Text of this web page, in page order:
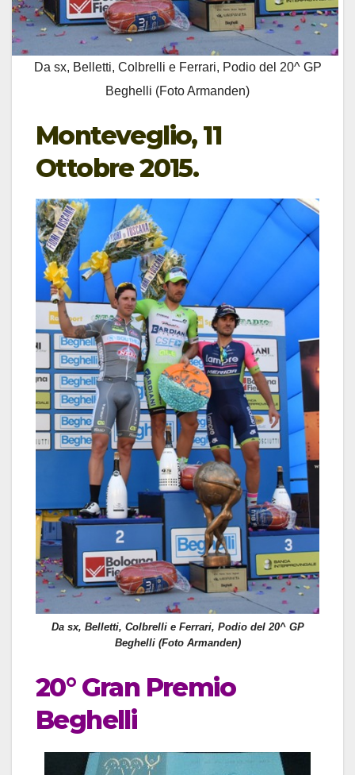
Da sx, Belletti, Colbrelli e Ferrari, Podio del 20^ GP
Beghelli (Foto Armanden)
Monteveglio, 11
Ottobre 2015.
Da sx, Belletti, Colbrelli e Ferrari, Podio del 20^ GP
Beghelli (Foto Armanden)
20° Gran Premio
Beghelli